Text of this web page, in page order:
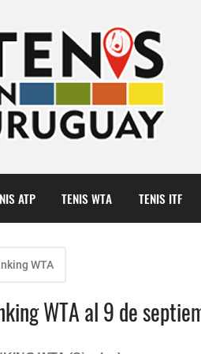
ATP TENIS WTA TENIS ITF
WTA
WTA al 9 de